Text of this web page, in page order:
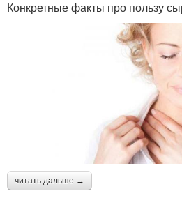
Конкретные факты про пользу
читать дальше →